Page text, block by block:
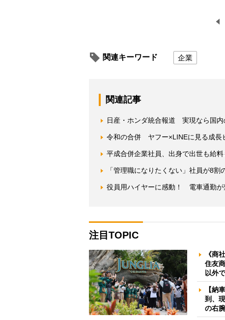
関連キーワード 企業
関連記事
日産・ホンダ統合報道 実現なら国
令和の合併 ヤフー×LINEに見る成長
平成合併企業社員、出身で出世も給
「管理職になりたくない」社員が8
役員用ハイヤーに感動！ 電車通勤が
注目TOPIC
《商
住友
以外
【納
到、
の右